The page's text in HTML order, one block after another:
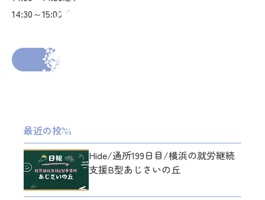
14:30～15:00 日報の入力 ブログの作成
前の投稿へ
最近の投稿
Hide/通所199日目/横浜の就労継続
支援B型あじさいの丘